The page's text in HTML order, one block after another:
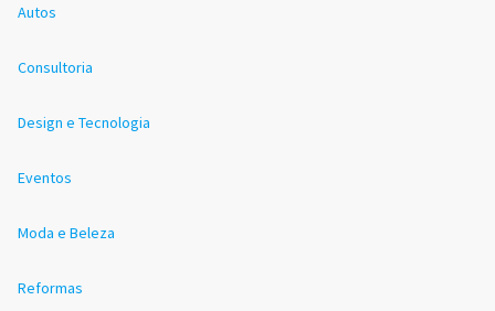
Autos
Consultoria
Design e Tecnologia
Eventos
Moda e Beleza
Reformas